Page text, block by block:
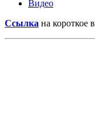
Видео
Ссылка на короткое